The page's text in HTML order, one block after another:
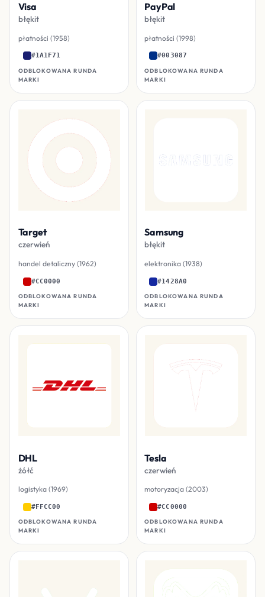
Visa
błękit
płatności (1958)
#1A1F71
ODBLOKOWANA RUNDA
MARKI
PayPal
błękit
płatności (1998)
#003087
ODBLOKOWANA RUNDA
MARKI
Target
czerwień
handel detaliczny (1962)
#CC0000
ODBLOKOWANA RUNDA
MARKI
Samsung
błękit
elektronika (1938)
#1428A0
ODBLOKOWANA RUNDA
MARKI
DHL
żółć
logistyka (1969)
#FFCC00
ODBLOKOWANA RUNDA
MARKI
Tesla
czerwień
motoryzacja (2003)
#CC0000
ODBLOKOWANA RUNDA
MARKI